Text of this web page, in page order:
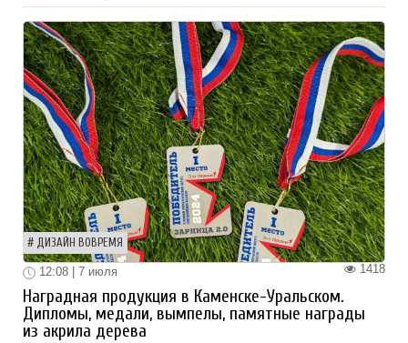
ДИЗАЙН ВОВРЕМЯ
1418
12:08 | 7 июля
Наградная продукция в Каменске-Уральском.
Дипломы, медали, вымпелы, памятные награды
из акрила дерева